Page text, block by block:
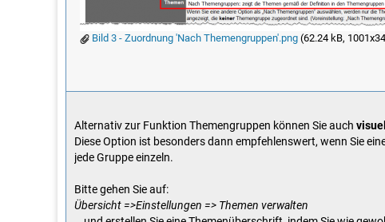
Bild 3 - Zuordnung 'Nach Themengruppen'.png(62.24 kB,
Alternativ zur Funktion Themengruppen können Sie auch
Diese Option ist besonders dann empfehlenswert, wenn Sie
jede Gruppe einzeln.
Bitte gehen Sie auf:
Übersicht =>Einstellungen => Themen verwalten